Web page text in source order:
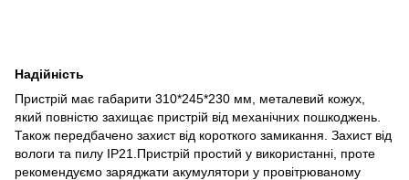
Надійність
Пристрій має габарити 310*245*230 мм, металевий кожух,
який повністю захищає пристрій від механічних пошкоджень.
Також передбачено захист від короткого замикання. Захист від
вологи та пилу IP21.Пристрій простий у використанні, проте
рекомендуємо заряджати акумулятори у провітрюваному